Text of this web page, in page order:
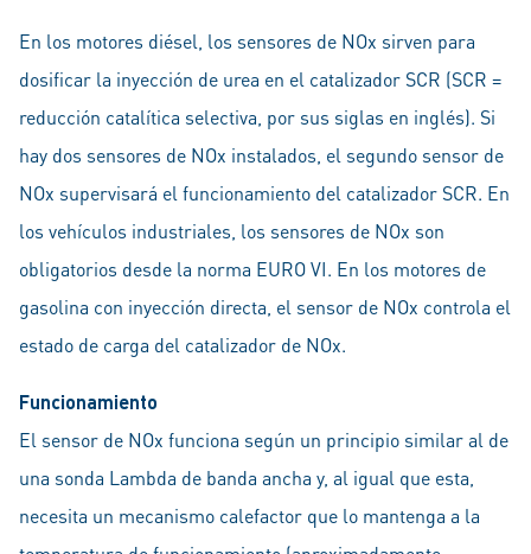
En los motores diésel, los sensores de NOx sirven para
dosificar la inyección de urea en el catalizador SCR (SCR =
reducción catalítica selectiva, por sus siglas en inglés). Si
hay dos sensores de NOx instalados, el segundo sensor de
NOx supervisará el funcionamiento del catalizador SCR. En
los vehículos industriales, los sensores de NOx son
obligatorios desde la norma EURO VI. En los motores de
gasolina con inyección directa, el sensor de NOx controla el
estado de carga del catalizador de NOx.
Funcionamiento
El sensor de NOx funciona según un principio similar al de
una sonda Lambda de banda ancha y, al igual que esta,
necesita un mecanismo calefactor que lo mantenga a la